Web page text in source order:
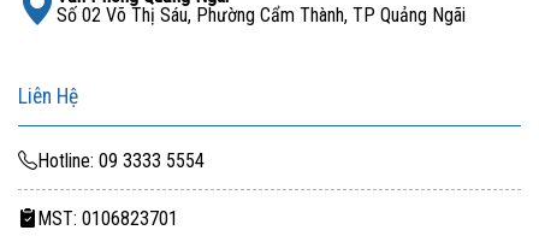
camera IP.
mạng LAN.
Các tổ chức yêu cầu băng thông lớn và quản trị bảo
mật chặt chẽ.
Số 02 Võ Thị Sáu, Phường Cẩm Thành, TP Quảng Ngãi
Liên Hệ
Hotline: 09 3333 5554
MST: 0106823701